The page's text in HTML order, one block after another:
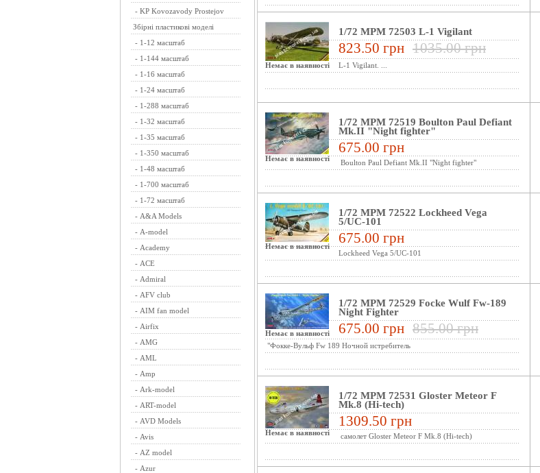
- KP Kovozavody Prostejov
Збірні пластикові моделі
- 1-12 масштаб
- 1-144 масштаб
- 1-16 масштаб
- 1-24 масштаб
- 1-288 масштаб
- 1-32 масштаб
- 1-35 масштаб
- 1-350 масштаб
- 1-48 масштаб
- 1-700 масштаб
- 1-72 масштаб
- A&A Models
- A-model
- Academy
- ACE
- Admiral
- AFV club
- AIM fan model
- Airfix
- AMG
- AML
- Amp
- Ark-model
- ART-model
- AVD Models
- Avis
- AZ model
- Azur
Немає в наявності
1/72 MPM 72503 L-1 Vigilant
823.50 грн 1035.00 грн
L-1 Vigilant. ...
Немає в наявності
1/72 MPM 72519 Boulton Paul Defiant
Mk.II "Night fighter"
675.00 грн
Boulton Paul Defiant Mk.II "Night fighter"
Немає в наявності
1/72 MPM 72522 Lockheed Vega
5/UC-101
675.00 грн
Lockheed Vega 5/UC-101
Немає в наявності
1/72 MPM 72529 Focke Wulf Fw-189
Night Fighter
675.00 грн 855.00 грн
"Фокке-Вульф Fw 189 Ночной истребитель
Немає в наявності
1/72 MPM 72531 Gloster Meteor F
Mk.8 (Hi-tech)
1309.50 грн
самолет Gloster Meteor F Mk.8 (Hi-tech)